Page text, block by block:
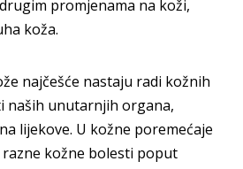
promjenama na koži,
koža.
najčešće nastaju radi kožnih
naših unutarnjih organa,
lijekove. U kožne poremećaje
kožne bolesti poput